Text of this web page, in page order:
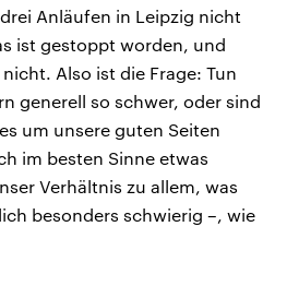
Anläufen in Leipzig nicht
ist gestoppt worden, und
Also ist die Frage: Tun
generell so schwer, oder sind
um unsere guten Seiten
im besten Sinne etwas
Verhältnis zu allem, was
besonders schwierig –, wie